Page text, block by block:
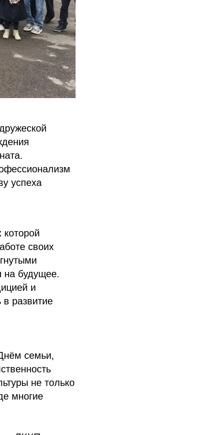
успеха
своих
на будущее.
и
в развитие
семьи,
не только
многие